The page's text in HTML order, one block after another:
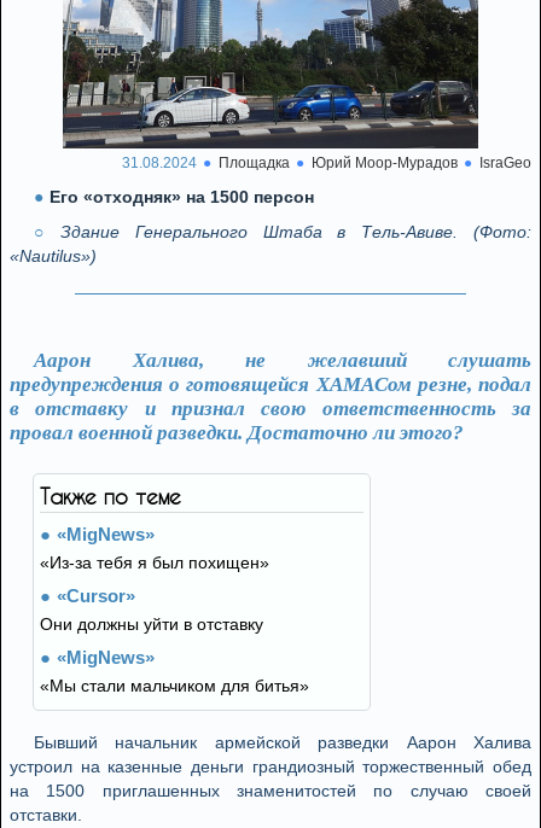
31.08.2024 Площадка Юрий Моор-Мурадов IsraGeo
Его «отходняк» на 1500 персон
Здание Генерального Штаба в Тель-Авиве. (Фото:
«Nautilus»)
Аарон Халива, не желавший слушать
предупреждения о готовящейся ХАМАСом резне, подал
в отставку и признал свою ответственность за
провал военной разведки. Достаточно ли этого?
Также по теме
«MigNews»
«Из-за тебя я был похищен»
«Cursor»
Они должны уйти в отставку
«MigNews»
«Мы стали мальчиком для битья»
Бывший начальник армейской разведки Аарон Халива
устроил на казенные деньги грандиозный торжественный обед
на 1500 приглашенных знаменитостей по случаю своей
отставки.